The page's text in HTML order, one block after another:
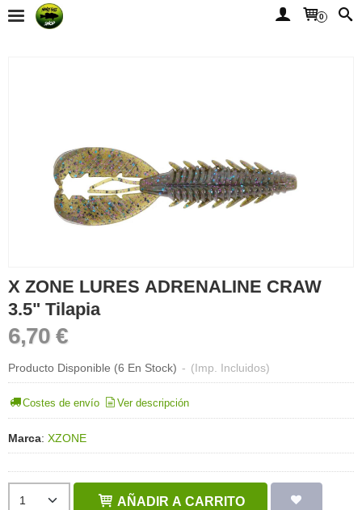
0
X ZONE LURES ADRENALINE CRAW
3.5" Tilapia
6,70 €
Producto Disponible (6 En Stock) - (Imp. Incluidos)
Costes de envío Ver descripción
Marca: XZONE
AÑADIR A CARRITO